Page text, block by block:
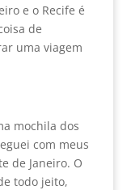
e o Recife é
de
uma viagem
mochila dos
com meus
de Janeiro. O
todo jeito,